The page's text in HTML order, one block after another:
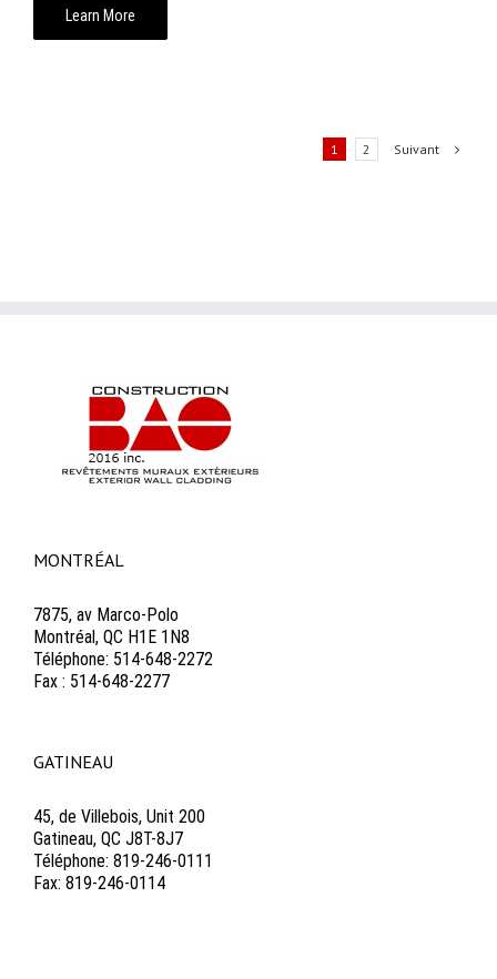
Learn More
1 2 Suivant
MONTRÉAL
7875, av Marco-Polo
Montréal, QC H1E 1N8
Téléphone: 514-648-2272
Fax : 514-648-2277
GATINEAU
45, de Villebois, Unit 200
Gatineau, QC J8T-8J7
Téléphone: 819-246-0111
Fax: 819-246-0114